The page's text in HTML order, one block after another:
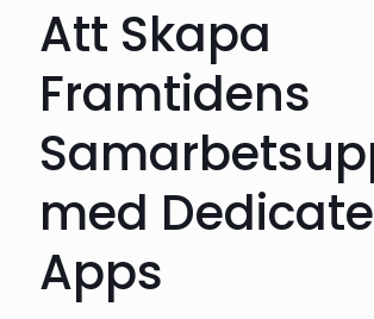
Att Skapa
Framtidens
med
Apps